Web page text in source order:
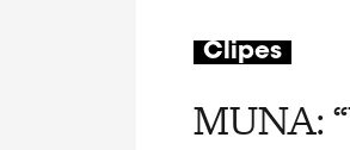
Clipes
MUNA: